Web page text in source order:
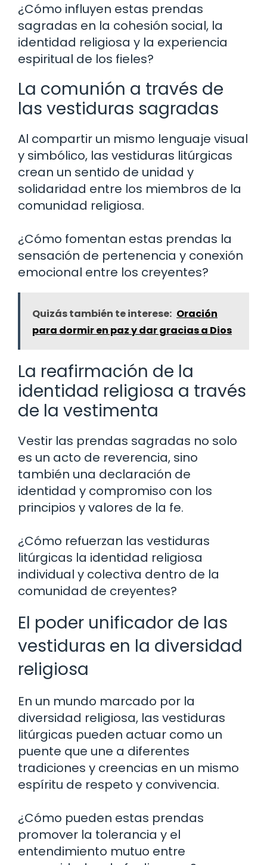
¿Cómo influyen estas prendas
sagradas en la cohesión social, la
identidad religiosa y la experiencia
espiritual de los fieles?
La comunión a través de
las vestiduras sagradas
Al compartir un mismo lenguaje visual
y simbólico, las vestiduras litúrgicas
crean un sentido de unidad y
solidaridad entre los miembros de la
comunidad religiosa.
¿Cómo fomentan estas prendas la
sensación de pertenencia y conexión
emocional entre los creyentes?
Quizás también te interese: Oración
para dormir en paz y dar gracias a Dios
La reafirmación de la
identidad religiosa a través
de la vestimenta
Vestir las prendas sagradas no solo
es un acto de reverencia, sino
también una declaración de
identidad y compromiso con los
principios y valores de la fe.
¿Cómo refuerzan las vestiduras
litúrgicas la identidad religiosa
individual y colectiva dentro de la
comunidad de creyentes?
El poder unificador de las
vestiduras en la diversidad
religiosa
En un mundo marcado por la
diversidad religiosa, las vestiduras
litúrgicas pueden actuar como un
puente que une a diferentes
tradiciones y creencias en un mismo
espíritu de respeto y convivencia.
¿Cómo pueden estas prendas
promover la tolerancia y el
entendimiento mutuo entre